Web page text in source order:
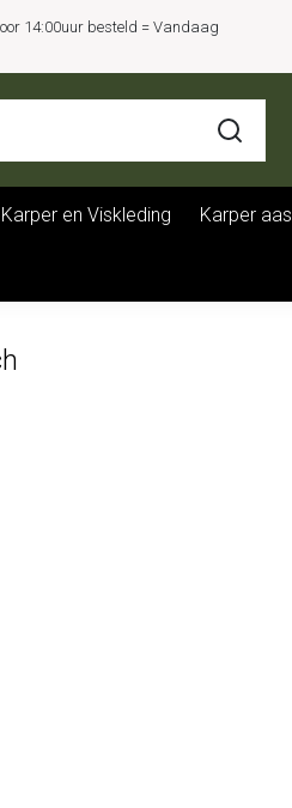
14:00uur besteld = Vandaag
Karper en Viskleding Karper aas